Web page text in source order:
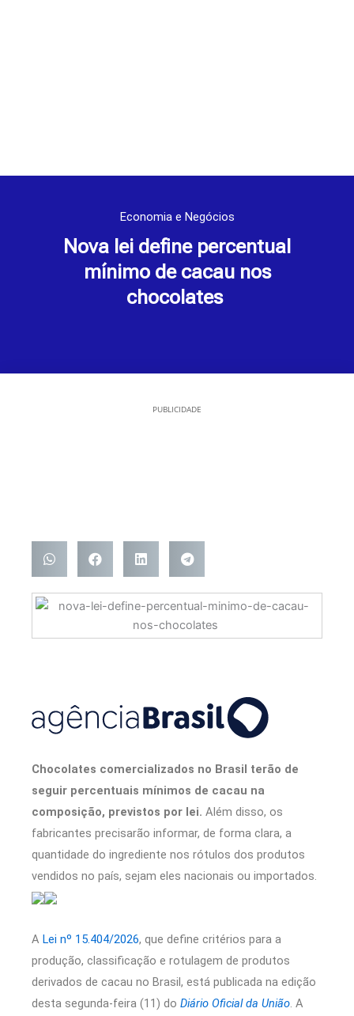
Economia e Negócios
Nova lei define percentual
mínimo de cacau nos
chocolates
PUBLICIDADE
Chocolates comercializados no Brasil terão de
seguir percentuais mínimos de cacau na
composição, previstos por lei. Além disso, os
fabricantes precisarão informar, de forma clara, a
quantidade do ingrediente nos rótulos dos produtos
vendidos no país, sejam eles nacionais ou importados.
A Lei nº 15.404/2026, que define critérios para a
produção, classificação e rotulagem de produtos
derivados de cacau no Brasil, está publicada na edição
desta segunda-feira (11) do Diário Oficial da União. A